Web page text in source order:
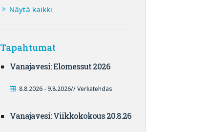
Näytä kaikki
Tapahtumat
Vanajavesi: Elomessut 2026
8.8.2026 - 9.8.2026// Verkatehdas
Vanajavesi: Viikkokokous 20.8.26